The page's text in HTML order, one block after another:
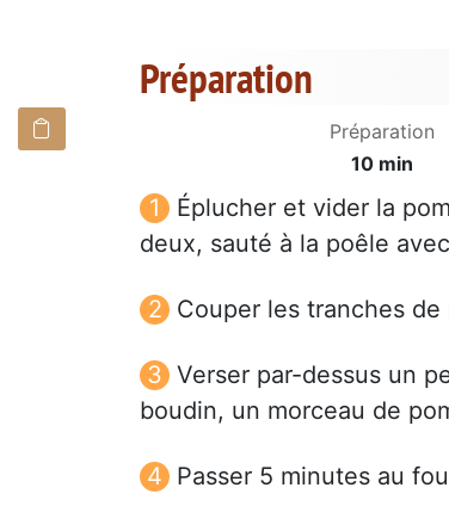
Préparation
Préparation
10 min
Éplucher et vider la
deux, sauté à la poêle
Couper les tranches
Verser par-dessus un
boudin, un morceau de
Passer 5 minutes au